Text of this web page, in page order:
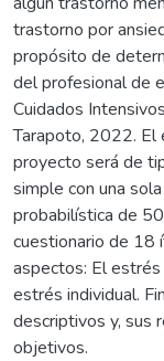
trastorno por
propósito de
del profesional de
Cuidados
Tarapoto, 2022. El
proyecto será de
simple con una
probabilística de
cuestionario de 18
aspectos: El
estrés individual.
descriptivos y, sus
objetivos.